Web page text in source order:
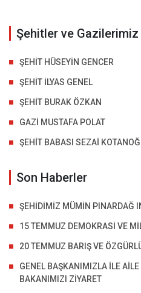
Şehitler ve Gazilerimiz
ŞEHİT HÜSEYİN GENCER
ŞEHİT İLYAS GENEL
ŞEHİT BURAK ÖZKAN
GAZİ MUSTAFA POLAT
ŞEHİT BABASI SEZAİ
Son Haberler
ŞEHİDİMİZ MÜMİN PINARDAĞ
15 TEMMUZ DEMOKRASİ VE
20 TEMMUZ BARIŞ VE
GENEL BAŞKANIMIZLA İLE
BAKANIMIZI ZİYARET